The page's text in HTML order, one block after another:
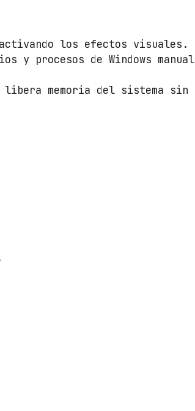
los efectos visuales.
y procesos de Windows manual
libera memoria del sistema sin